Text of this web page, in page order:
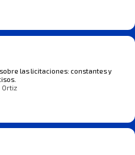
las licitaciones: constantes y
Ortiz